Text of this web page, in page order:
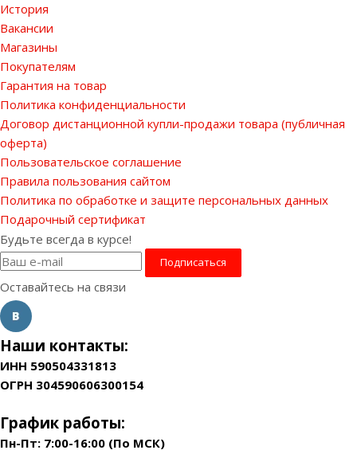
История
Вакансии
Магазины
Покупателям
Гарантия на товар
Политика конфиденциальности
Договор дистанционной купли-продажи товара (публичная
оферта)
Пользовательское соглашение
Правила пользования сайтом
Политика по обработке и защите персональных данных
Подарочный сертификат
Будьте всегда в курсе!
Оставайтесь на связи
Наши контакты:
ИНН 590504331813
ОГРН 304590606300154
График работы:
Пн-Пт: 7:00-16:00 (По МСК)